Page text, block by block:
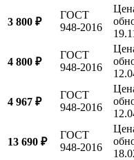
3 800 ₽
ГОСТ
948-2016
4 800 ₽
ГОСТ
948-2016
4 967 ₽
ГОСТ
948-2016
13 690 ₽
ГОСТ
948-2016